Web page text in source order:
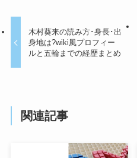
木村葵来の読み方･身長･出
身地は?wiki風プロフィー
ルと五輪までの経歴まとめ
関連記事